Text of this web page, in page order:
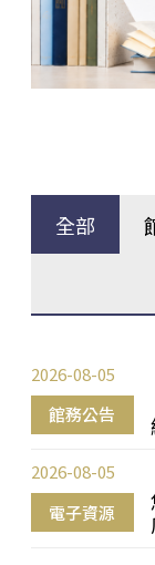
全部
館務公告
2026-08-05
電子資源
2026-08-05